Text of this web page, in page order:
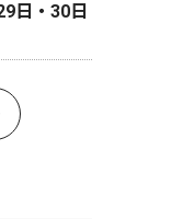
日・30日